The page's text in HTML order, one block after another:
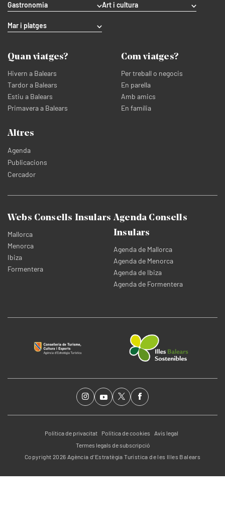
Gastronomia Art i cultura
Mar i platges
Quan viatges?
Hivern a Balears
Tardor a Balears
Estiu a Balears
Primavera a Balears
Com viatges?
Per treball o negocis
En parella
Amb amics
En família
Altres
Agenda
Publicacions
Cercador
Webs Consells Insulars
Mallorca
Menorca
Ibiza
Formentera
Agenda Consells
Insulars
Agenda de Mallorca
Agenda de Menorca
Agenda de Ibiza
Agenda de Formentera
Política de privacitat Política de cookies
Avís legal
Termes legals de subscripció
Copyright 2026 Agència d’Estratègia Turística de les Illes Balears